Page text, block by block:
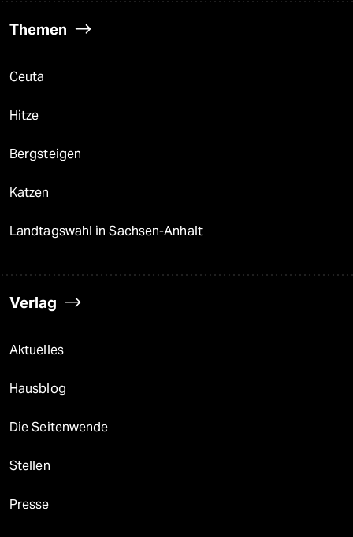
Themen
Ceuta
Hitze
Bergsteigen
Katzen
Landtagswahl in Sachsen-Anhalt
Verlag
Aktuelles
Hausblog
Die Seitenwende
Stellen
Presse